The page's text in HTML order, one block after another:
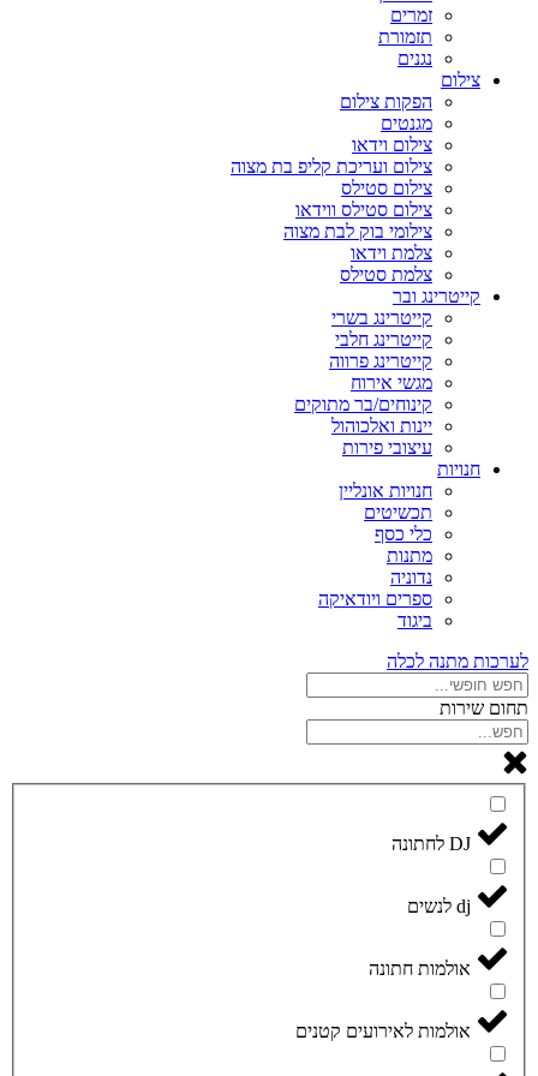
זמרים
תזמורת
נגנים
צילום
הפקות צילום
מגנטים
צילום וידאו
צילום ועריכת קליפ בת מצוה
צילום סטילס
צילום סטילס ווידאו
צילומי בוק לבת מצוה
צלמת וידאו
צלמת סטילס
קייטרינג ובר
קייטרינג בשרי
קייטרינג חלבי
קייטרינג פרווה
מגשי אירוח
קינוחים/בר מתוקים
יינות ואלכוהול
עיצובי פירות
חנויות
חנויות אונליין
תכשיטים
כלי כסף
מתנות
נדוניה
ספרים ויודאיקה
ביגוד
לערכות מתנה לכלה
תחום שירות
DJ לחתונה
dj לנשים
אולמות חתונה
אולמות לאירועים קטנים